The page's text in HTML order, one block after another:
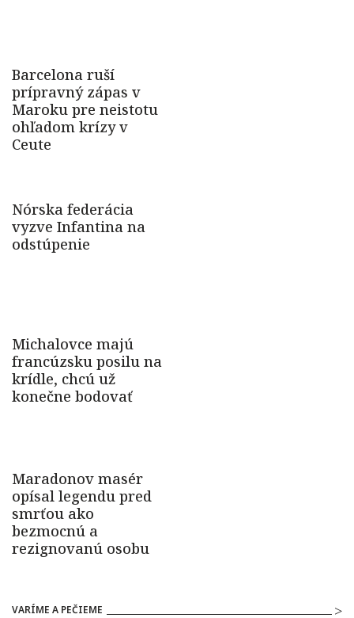
VARÍME A PEČIEME